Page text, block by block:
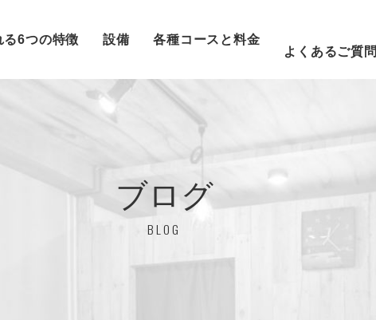
る6つの特徴 設備
各種コースと料金
よくあるご質問
ブログ
BLOG